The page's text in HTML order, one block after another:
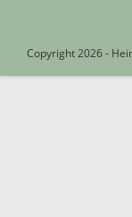
Copyright 2026 -